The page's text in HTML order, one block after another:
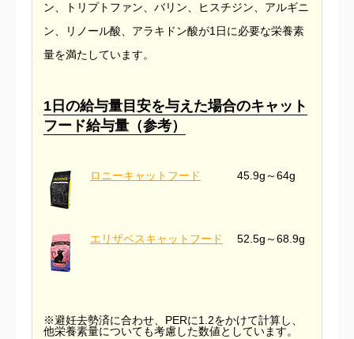
ン、トリプトファン、バリン、ヒスチジン、アルギニ
ン、リノール酸、アラキドン酸が1日に必要な栄養素
量を満たしています。
1日の給与量目安を与えた場合のキャット
フード給与量（参考）
ロニーキャットフード 45.9g～64g
エリザベスキャットフード 52.5g～68.9g
※避妊去勢済に合わせ、PERに1.2をかけて計算し、
他栄養素量についても考慮した数値としています。